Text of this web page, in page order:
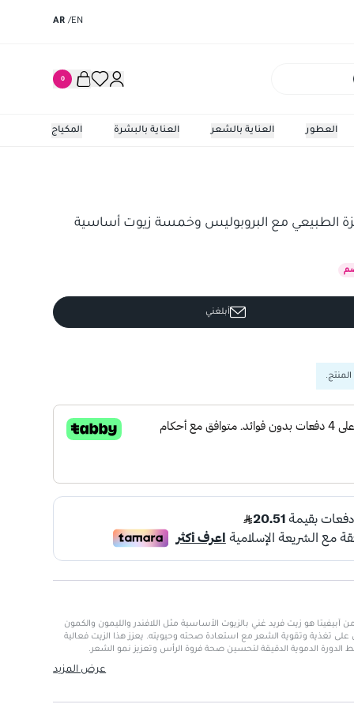
EN
/
AR
0
المكياج العناية بالبشرة العناية بالشعر العطور
الطبيعي مع البروبوليس وخمسة زيوت أساسية
أبلغني
الطبيعي ميراكل 50 مل من آبيفيتا هو زيت فريد غني بالزيوت الأساسية مثل اللافندر والليمون والكمون
على تغذية وتقوية الشعر مع استعادة صحته وحيويته. يعزز هذا الزيت فعالية
الدورة الدموية الدقيقة لتحسين صحة فروة الرأس وتعزيز نمو الشعر.
عرض المزيد